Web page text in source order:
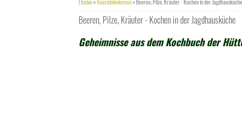
Etusivu»Vuoristokokemus» Beeren, Pilze, Kräuter - Kochen in der Jagdhausküche
Beeren, Pilze, Kräuter - Kochen in der Jagdhausküche
Geheimnisse aus dem Kochbuch der